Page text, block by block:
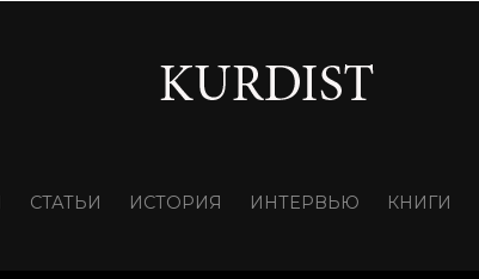
СТАТЬИ ИСТОРИЯ ИНТЕРВЬЮ КНИГИ